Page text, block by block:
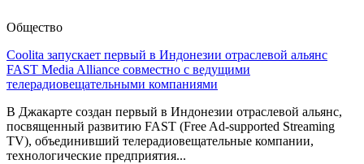
Общество
Coolita запускает первый в Индонезии отраслевой альянс
FAST Media Alliance совместно с ведущими
телерадиовещательными компаниями
В Джакарте создан первый в Индонезии отраслевой альянс,
посвященный развитию FAST (Free Ad-supported Streaming
TV), объединивший телерадиовещательные компании,
технологические предприятия...